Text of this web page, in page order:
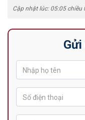
Cập nhật lúc: 05:05